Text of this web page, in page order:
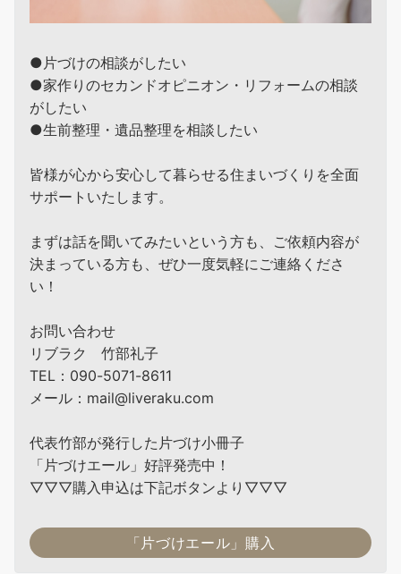
●片づけの相談がしたい
●家作りのセカンドオピニオン・リフォームの相談
がしたい
●生前整理・遺品整理を相談したい
皆様が心から安心して暮らせる住まいづくりを全面
サポートいたします。
まずは話を聞いてみたいという方も、ご依頼内容が
決まっている方も、ぜひ一度気軽にご連絡くださ
い！
お問い合わせ
リブラク 竹部礼子
TEL：090-5071-8611
メール：mail@liveraku.com
代表竹部が発行した片づけ小冊子
「片づけエール」好評発売中！
▽▽▽購入申込は下記ボタンより▽▽▽
「片づけエール」購入